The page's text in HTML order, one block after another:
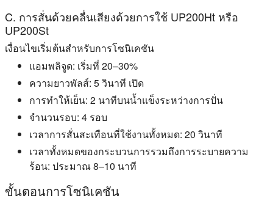
C. การสั่นด้วยคลื่นเสียงด้วยการใช้ UP200Ht หรือ
UP200St
เงื่อนไขเริ่มต้นสำหรับการโซนิเคชัน
แอมพลิจูด: เริ่มที่ 20–30%
ความยาวพัลส์: 5 วินาที เปิด
การทำให้เย็น: 2 นาทีบนน้ำแข็งระหว่างการปั่น
จำนวนรอบ: 4 รอบ
เวลาการสั่นสะเทือนที่ใช้งานทั้งหมด: 20 วินาที
เวลาทั้งหมดของกระบวนการรวมถึงการระบายความ
ร้อน: ประมาณ 8–10 นาที
ขั้นตอนการโซนิเคชัน